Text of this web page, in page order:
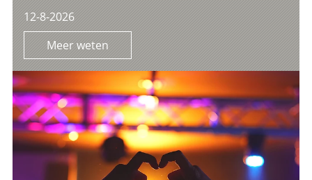
12-8-2026
Meer weten